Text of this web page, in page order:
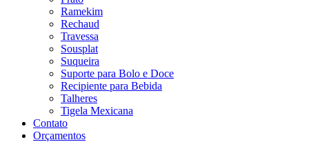
Ramekim
Rechaud
Travessa
Sousplat
Suqueira
Suporte para Bolo e Doce
Recipiente para Bebida
Talheres
Tigela Mexicana
Contato
Orçamentos